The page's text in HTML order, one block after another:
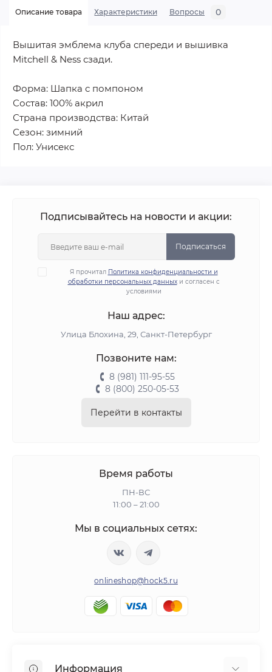
Описание товара Характеристики Вопросы 0
Вышитая эмблема клуба спереди и вышивка
Mitchell & Ness сзади.
Форма: Шапка с помпоном
Состав: 100% акрил
Страна производства: Китай
Сезон: зимний
Пол: Унисекс
Подписывайтесь на новости и акции:
Подписаться
Я прочитал Политика конфиденциальности и
обработки персональных данныхи согласен с
условиями
Наш адрес:
Улица Блохина, 29, Санкт-Петербург
Позвоните нам:
8 (981) 111-95-55
8 (800) 250-05-53
Перейти в контакты
Время работы
ПН-ВС
11:00 – 21:00
Мы в социальных сетях:
onlineshop@hock5.ru
Информация